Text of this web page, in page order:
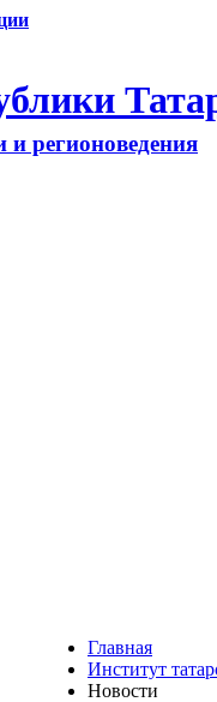
и регионоведения
Главная
Институт
Новости